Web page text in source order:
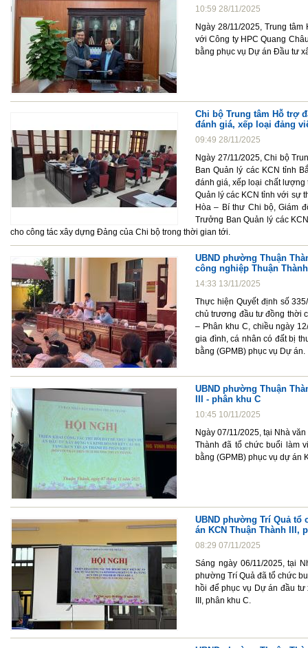
10:59 28/11/2025
Ngày 28/11/2025, Trung
với Công ty HPC Quang
bằng phục vụ Dự án Đầu tư
Chi bộ Trung tâm Hỗ trợ
đánh giá, xếp loại đảng
09:49 28/11/2025
Ngày 27/11/2025, Chi bộ
Ban Quản lý các KCN tỉnh
đánh giá, xếp loại chất
Quản lý các KCN tỉnh với sự
Hòa – Bí thư Chi bộ, Giám
Trưởng Ban Quản lý các
cho công tác xây dựng Đảng của Chi bộ trong thời gian tới.
UBND phường Thuận
công nghiệp Thuận
14:33 13/11/2025
Thực hiện Quyết định số
chủ trương đầu tư đồng thời
– Phân khu C, chiều ngày
gia đình, cá nhân có đất bị
bằng (GPMB) phục vụ Dự án.
UBND phường Thuận
III - phân khu C
10:45 10/11/2025
Ngày 07/11/2025, tại Nhà
Thành đã tổ chức buổi làm
bằng (GPMB) phục vụ dự án
UBND phường Trí Quả
án KCN Thuận Thành III,
08:29 07/11/2025
Sáng ngày 06/11/2025, tại
phường Trí Quả đã tổ chức
hồi để phục vụ Dự án đầu
III, phân khu C.